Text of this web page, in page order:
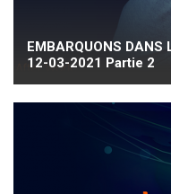
EMBARQUONS DANS LA NOUVELLE DIMENSION DU
12-03-2021 Partie 2